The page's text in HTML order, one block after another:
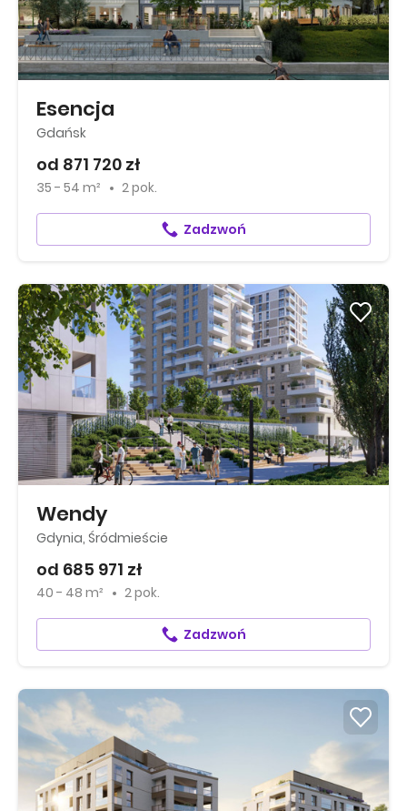
Esencja
Gdańsk
od 871 720 zł
35 - 54 m² 2 pok.
Zadzwoń
Wendy
Gdynia, Śródmieście
od 685 971 zł
40 - 48 m² 2 pok.
Zadzwoń